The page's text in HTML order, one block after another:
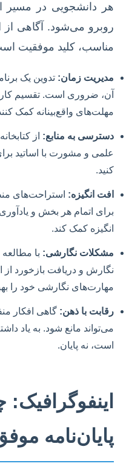
هر دانشجویی در مسیر
روبرو می‌شود. آگاهی از
مناسب، کلید موفقیت
مدیریت زمان: تدوین یک
آن، ضروری است. تقسیم
مهلت‌های واقع‌بینانه کمک
دسترسی به منابع: از
علمی و مشورت با اساتید
کنید.
افت انگیزه: استراحت‌های
برای اتمام هر بخش و
انگیزه کمک کند.
مشکلات نگارشی: با
نگارش و دریافت بازخورد از
مهارت‌های نگارشی خود را
رقابت با ذهن: گاهی افکار
می‌تواند مانع شود. به یاد
است، نه پایان.
پایان‌نامه